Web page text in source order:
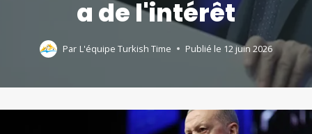
a de l'intérêt
Par L'équipe Turkish Time Publié le 12 juin 2026